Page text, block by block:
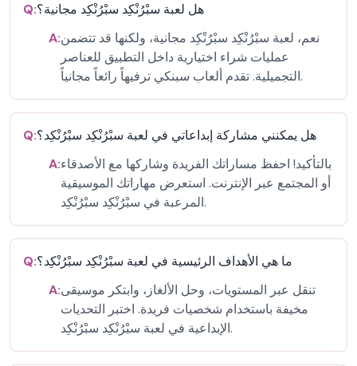
Q:هل لعبة سبْرُنْكِد سبْرُنْكِد مجانية؟
A:نعم، لعبة سبْرُنْكِد سبْرُنْكِد مجانية، ولكنها قد تتضمن
عمليات شراء اختيارية داخل التطبيق للعناصر
التجميلية. تقدم ألعاب سبنكي ترفيهاً رائعاً مجانياً.
Q:هل يمكنني مشاركة إبداعاتي في لعبة سبْرُنْكِد سبْرُنْكِد؟
A:بالتأكيد! احفظ مساراتك الفريدة وشاركها مع الأصدقاء
أو المجتمع عبر الإنترنت. استعرض مهاراتك الموسيقية
المرعبة في سبْرُنْكِد سبْرُنْكِد.
Q:ما هي الأهداف الرئيسية في لعبة سبْرُنْكِد سبْرُنْكِد؟
A:تنقل عبر المستويات، وحل الألغاز، وابتكر موسيقى
مخيفة باستخدام شخصيات فريدة. اختبر التحديات
الإبداعية في لعبة سبْرُنْكِد سبْرُنْكِد.